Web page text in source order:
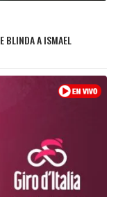
BLINDA A ISMAEL